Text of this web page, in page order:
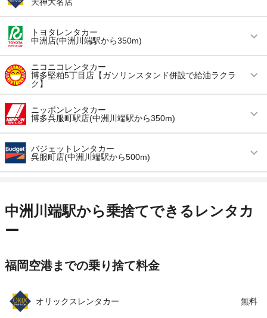
営業時間 毎日 08:00 ～ 20:00
アクセス 天神駅より徒歩で約3分（送迎なし）
住所 福岡県福岡市中央区大名2-9-5
店舗詳細
この店舗でレンタカーを探す
トヨタレンタカー
中洲店(中洲川端駅から350m)
営業時間 毎日 08:00 ～ 20:00
アクセス
住所
福岡市博多区中洲中島町2-3 福岡フジランドビル
1F
この店舗でレンタカーを探す
ニコニコレンタカー
博多堅粕5丁目店【ガソリンスタンド併設で給油ラクラ
ク】
営業時間 毎日 08:00 ～ 20:00
アクセス 博多駅より徒歩で約5分（送迎なし）
住所 福岡市博多区堅粕5-8-10
ニッポンレンタカー
博多呉服町駅店(中洲川端駅から350m)
営業時間
(月〜金) 08:00 ～ 20:00 / (土・日・祝) 08:00 ～
18:00
アクセス 呉服町駅より徒歩で約3分（送迎なし）
店舗詳細 店舗詳細ページはこちら
バジェットレンタカー
呉服町店(中洲川端駅から500m)
アクセス 呉服町駅より徒歩で約5分（送迎なし）
この店舗でレンタカーを探す
中洲川端駅から乗捨てできるレンタカ
ー
福岡空港までの乗り捨て料金
オリックスレンタカー 無料